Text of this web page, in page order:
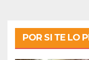
POR SI TE LO